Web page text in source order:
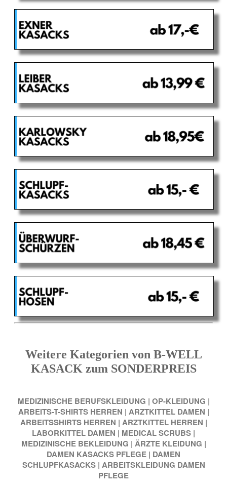
Weitere Kategorien von B-WELL
KASACK zum SONDERPREIS
MEDIZINISCHE BERUFSKLEIDUNG | OP-KLEIDUNG |
ARBEITS-T-SHIRTS HERREN | ARZTKITTEL DAMEN |
ARBEITSSHIRTS HERREN | ARZTKITTEL HERREN |
LABORKITTEL DAMEN | MEDICAL SCRUBS |
MEDIZINISCHE BEKLEIDUNG | ÄRZTE KLEIDUNG |
DAMEN KASACKS PFLEGE | DAMEN
SCHLUPFKASACKS | ARBEITSKLEIDUNG DAMEN
PFLEGE